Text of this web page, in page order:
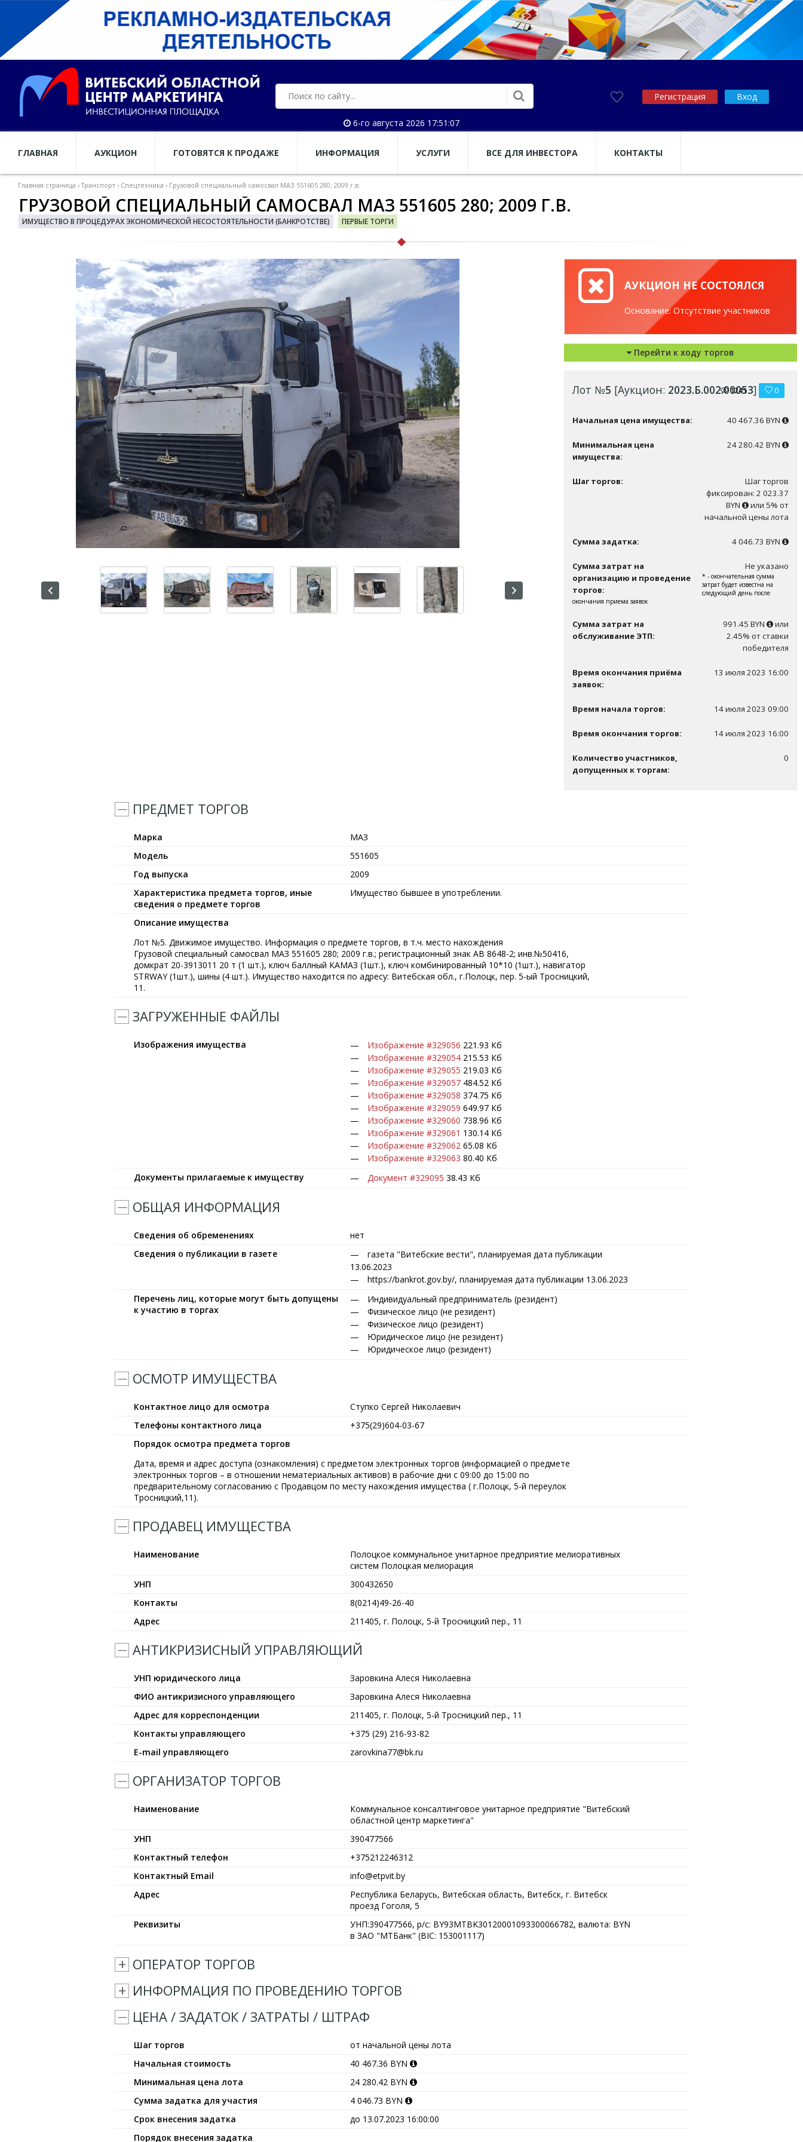
Регистрация Вход
6-го августа 2026 17:51:08
ГЛАВНАЯ АУКЦИОН ГОТОВЯТСЯ К ПРОДАЖЕ ИНФОРМАЦИЯ УСЛУГИ ВСЕ ДЛЯ ИНВЕСТОРА КОНТАКТЫ
Главная страница › Транспорт › Спецтехника › Грузовой специальный самосвал МАЗ 551605 280; 2009 г.в.
ГРУЗОВОЙ СПЕЦИАЛЬНЫЙ САМОСВАЛ МАЗ 551605 280; 2009 Г.В.
ИМУЩЕСТВО В ПРОЦЕДУРАХ ЭКОНОМИЧЕСКОЙ НЕСОСТОЯТЕЛЬНОСТИ (БАНКРОТСТВЕ) ПЕРВЫЕ ТОРГИ
АУКЦИОН НЕ СОСТОЯЛСЯ
Основание: Отсутствие участников
Перейти к ходу торгов
Лот №5 [Аукцион: 2023.Б.002.00053]
1241 0
Начальная цена имущества: 40 467.36 BYN
Минимальная цена
имущества:
24 280.42 BYN
Шаг торгов:
Шаг торгов
фиксирован: 2 023.37
BYN
или 5% от
начальной цены лота
Сумма задатка: 4 046.73 BYN
Сумма затрат на
организацию и проведение
торгов:
Не указано
* - окончательная сумма
затрат будет известна на
следующий день после
окончания приема заявок
Сумма затрат на
обслуживание ЭТП:
991.45 BYN
или
2.45% от ставки
победителя
Время окончания приёма
заявок:
13 июля 2023 16:00
Время начала торгов: 14 июля 2023 09:00
Время окончания торгов: 14 июля 2023 16:00
Количество участников,
допущенных к торгам:
0
ПРЕДМЕТ ТОРГОВ
Марка
МАЗ
Модель
551605
Год выпуска
2009
Характеристика предмета торгов, иные
сведения о предмете торгов
Имущество бывшее в употреблении.
Описание имущества
Лот №5. Движимое имущество. Информация о предмете торгов, в т.ч. место нахождения
Грузовой специальный самосвал МАЗ 551605 280; 2009 г.в.; регистрационный знак АВ 8648-2; инв.№50416,
домкрат 20-3913011 20 т (1 шт.), ключ баллный КАМАЗ (1шт.), ключ комбинированный 10*10 (1шт.), навигатор
STRWAY (1шт.), шины (4 шт.). Имущество находится по адресу: Витебская обл., г.Полоцк, пер. 5-ый Тросницкий,
11.
ЗАГРУЖЕННЫЕ ФАЙЛЫ
Изображения имущества Изображение #329056 221.93 Кб
Изображение #329054 215.53 Кб
Изображение #329055 219.03 Кб
Изображение #329057 484.52 Кб
Изображение #329058 374.75 Кб
Изображение #329059 649.97 Кб
Изображение #329060 738.96 Кб
Изображение #329061 130.14 Кб
Изображение #329062 65.08 Кб
Изображение #329063 80.40 Кб
Документы прилагаемые к имуществу
Документ #329095 38.43 Кб
ОБЩАЯ ИНФОРМАЦИЯ
Сведения об обременениях
нет
Сведения о публикации в газете
газета "Витебские вести", планируемая дата публикации
13.06.2023
https://bankrot.gov.by/, планируемая дата публикации 13.06.2023
Перечень лиц, которые могут быть допущены
к участию в торгах
Индивидуальный предприниматель (резидент)
Физическое лицо (не резидент)
Физическое лицо (резидент)
Юридическое лицо (не резидент)
Юридическое лицо (резидент)
ОСМОТР ИМУЩЕСТВА
Контактное лицо для осмотра
Ступко Сергей Николаевич
Телефоны контактного лица
+375(29)604-03-67
Порядок осмотра предмета торгов
Дата, время и адрес доступа (ознакомления) с предметом электронных торгов (информацией о предмете
электронных торгов – в отношении нематериальных активов) в рабочие дни с 09:00 до 15:00 по
предварительному согласованию с Продавцом по месту нахождения имущества ( г.Полоцк, 5-й переулок
Тросницкий,11).
ПРОДАВЕЦ ИМУЩЕСТВА
Наименование
Полоцкое коммунальное унитарное предприятие мелиоративных
систем Полоцкая мелиорация
УНП
300432650
Контакты
8(0214)49-26-40
Адрес
211405, г. Полоцк, 5-й Тросницкий пер., 11
АНТИКРИЗИСНЫЙ УПРАВЛЯЮЩИЙ
УНП юридического лица
Заровкина Алеся Николаевна
ФИО антикризисного управляющего
Заровкина Алеся Николаевна
Адрес для корреспонденции
211405, г. Полоцк, 5-й Тросницкий пер., 11
Контакты управляющего
+375 (29) 216-93-82
E-mail управляющего
zarovkina77@bk.ru
ОРГАНИЗАТОР ТОРГОВ
Наименование
Коммунальное консалтинговое унитарное предприятие "Витебский
областной центр маркетинга"
УНП
390477566
Контактный телефон
+375212246312
Контактный Email
info@etpvit.by
Адрес
Республика Беларусь, Витебская область, Витебск, г. Витебск
проезд Гоголя, 5
Реквизиты
УНП:390477566, р/с: BY93MTBK30120001093300066782, валюта: BYN
в ЗАО "МТБанк" (BIC: 153001117)
ОПЕРАТОР ТОРГОВ
ИНФОРМАЦИЯ ПО ПРОВЕДЕНИЮ ТОРГОВ
ЦЕНА / ЗАДАТОК / ЗАТРАТЫ / ШТРАФ
Шаг торгов
от начальной цены лота
Начальная стоимость
40 467.36 BYN
Минимальная цена лота
24 280.42 BYN
Сумма задатка для участия
4 046.73 BYN
Срок внесения задатка
до 13.07.2023 16:00:00
Порядок внесения задатка